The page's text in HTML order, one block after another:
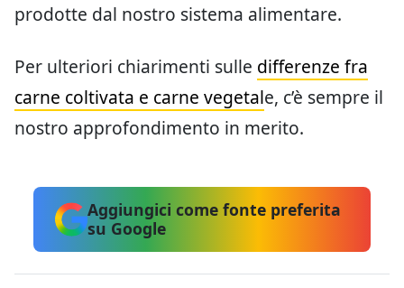
prodotte dal nostro sistema alimentare.
Per ulteriori chiarimenti sulle differenze fra
carne coltivata e carne vegetale, c’è sempre il
nostro approfondimento in merito.
Aggiungici come fonte preferita
su Google